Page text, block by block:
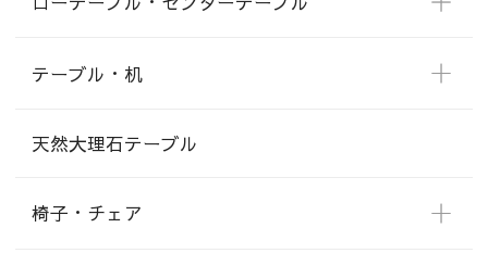
テーブル・机
天然大理石テーブル
椅子・チェア